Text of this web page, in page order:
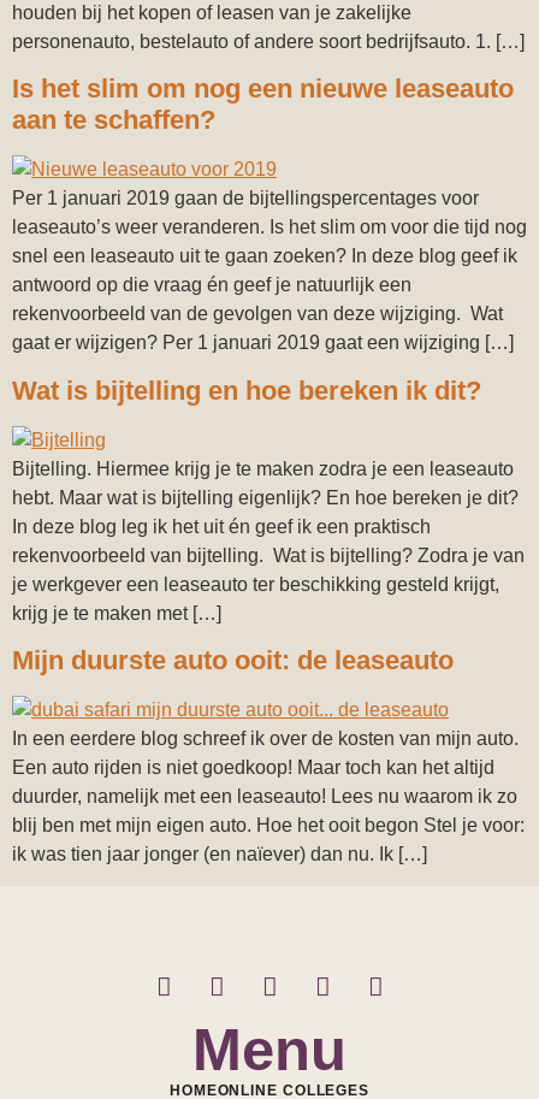
houden bij het kopen of leasen van je zakelijke
personenauto, bestelauto of andere soort bedrijfsauto. 1. […]
Is het slim om nog een nieuwe leaseauto
aan te schaffen?
Per 1 januari 2019 gaan de bijtellingspercentages voor
leaseauto’s weer veranderen. Is het slim om voor die tijd nog
snel een leaseauto uit te gaan zoeken? In deze blog geef ik
antwoord op die vraag én geef je natuurlijk een
rekenvoorbeeld van de gevolgen van deze wijziging. Wat
gaat er wijzigen? Per 1 januari 2019 gaat een wijziging […]
Wat is bijtelling en hoe bereken ik dit?
Bijtelling. Hiermee krijg je te maken zodra je een leaseauto
hebt. Maar wat is bijtelling eigenlijk? En hoe bereken je dit?
In deze blog leg ik het uit én geef ik een praktisch
rekenvoorbeeld van bijtelling. Wat is bijtelling? Zodra je van
je werkgever een leaseauto ter beschikking gesteld krijgt,
krijg je te maken met […]
Mijn duurste auto ooit: de leaseauto
In een eerdere blog schreef ik over de kosten van mijn auto.
Een auto rijden is niet goedkoop! Maar toch kan het altijd
duurder, namelijk met een leaseauto! Lees nu waarom ik zo
blij ben met mijn eigen auto. Hoe het ooit begon Stel je voor:
ik was tien jaar jonger (en naïever) dan nu. Ik […]
Menu
HOMEONLINE COLLEGES